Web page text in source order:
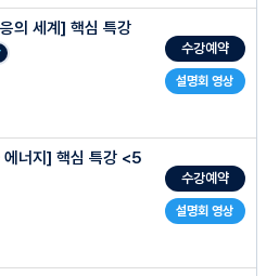
최적화된 실력 습득
쉽게 풀 수 있는 문제풀이 방법 훈련과 반복 학습
확한 실력 파악 후 추가 자료 제공 및 개인별 클
최적화된 실력 습득
의 정확한 실력 파악 후 추가 자료 제공 및 개인별
설명회 영상
의 세계] 핵심 특강
수강예약
설명회 영상
너지] 핵심 특강 <5
수강예약